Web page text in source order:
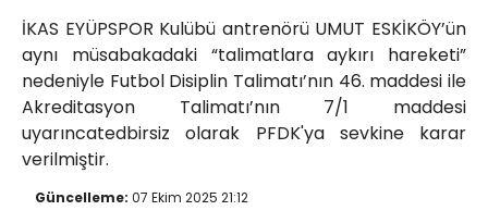
İKAS EYÜPSPOR Kulübü antrenörü UMUT ESKİKÖY’ün
aynı müsabakadaki “talimatlara aykırı hareketi”
nedeniyle Futbol Disiplin Talimatı’nın 46. maddesi ile
Akreditasyon Talimatı’nın 7/1 maddesi
uyarıncatedbirsiz olarak PFDK'ya sevkine karar
verilmiştir.
Güncelleme: 07 Ekim 2025 21:12